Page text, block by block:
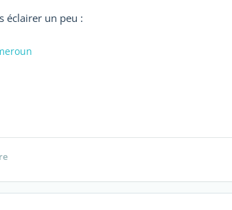
éclairer un peu :